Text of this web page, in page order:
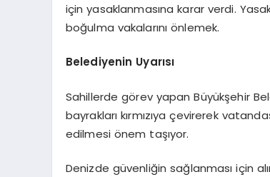
için yasaklanmasına karar verdi.
boğulma vakalarını önlemek.
Belediyenin Uyarısı
Sahillerde görev yapan Büyükşehir
bayrakları kırmızıya çevirerek
edilmesi önem taşıyor.
Denizde güvenliğin sağlanması için